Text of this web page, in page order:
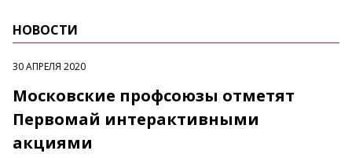
НОВОСТИ
30 АПРЕЛЯ 2020
Московские профсоюзы отметят
Первомай интерактивными
акциями